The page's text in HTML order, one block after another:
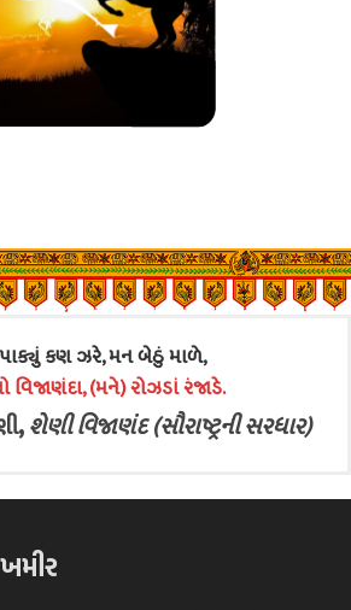
કણ ઝરે, મન બેઠું માળે,
વિજાણંદા, (મને) રોઝડાં રંજાડે.
,શેણી વિજાણંદ (સૌરાષ્ટ્રની સરધાર)
ખમીર